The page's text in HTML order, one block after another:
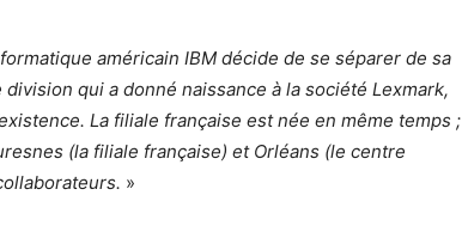
américain IBM décide de se séparer de sa
qui a donné naissance à la société Lexmark,
La filiale française est née en même temps ;
(la filiale française) et Orléans (le centre
»